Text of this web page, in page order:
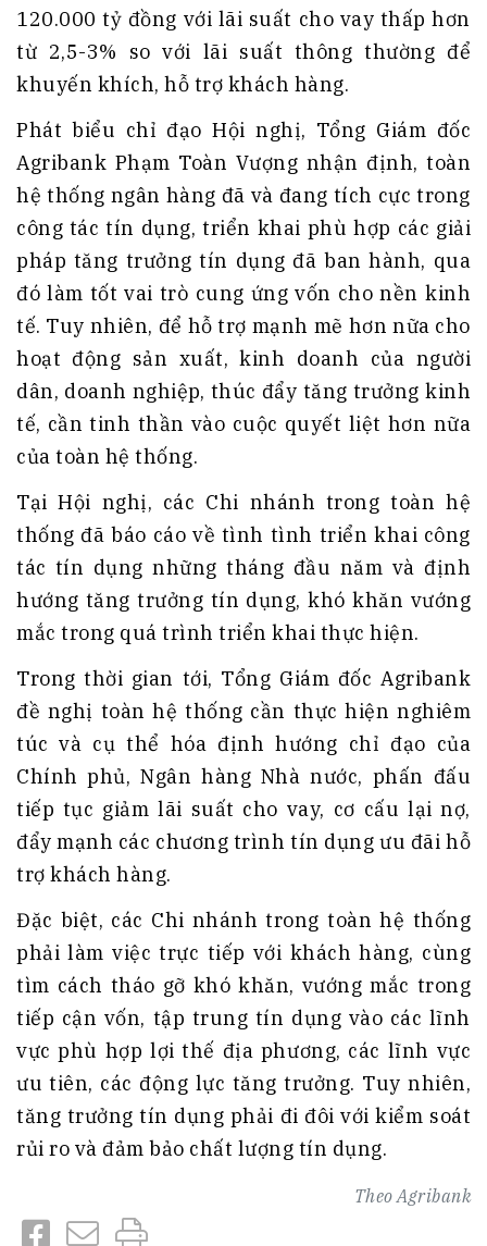
120.000 tỷ đồng với lãi suất cho vay thấp hơn
từ 2,5-3% so với lãi suất thông thường để
khuyến khích, hỗ trợ khách hàng.
Phát biểu chỉ đạo Hội nghị, Tổng Giám đốc
Agribank Phạm Toàn Vượng nhận định, toàn
hệ thống ngân hàng đã và đang tích cực trong
công tác tín dụng, triển khai phù hợp các giải
pháp tăng trưởng tín dụng đã ban hành, qua
đó làm tốt vai trò cung ứng vốn cho nền kinh
tế. Tuy nhiên, để hỗ trợ mạnh mẽ hơn nữa cho
hoạt động sản xuất, kinh doanh của người
dân, doanh nghiệp, thúc đẩy tăng trưởng kinh
tế, cần tinh thần vào cuộc quyết liệt hơn nữa
của toàn hệ thống.
Tại Hội nghị, các Chi nhánh trong toàn hệ
thống đã báo cáo về tình tình triển khai công
tác tín dụng những tháng đầu năm và định
hướng tăng trưởng tín dụng, khó khăn vướng
mắc trong quá trình triển khai thực hiện.
Trong thời gian tới, Tổng Giám đốc Agribank
đề nghị toàn hệ thống cần thực hiện nghiêm
túc và cụ thể hóa định hướng chỉ đạo của
Chính phủ, Ngân hàng Nhà nước, phấn đấu
tiếp tục giảm lãi suất cho vay, cơ cấu lại nợ,
đẩy mạnh các chương trình tín dụng ưu đãi hỗ
trợ khách hàng.
Đặc biệt, các Chi nhánh trong toàn hệ thống
phải làm việc trực tiếp với khách hàng, cùng
tìm cách tháo gỡ khó khăn, vướng mắc trong
tiếp cận vốn, tập trung tín dụng vào các lĩnh
vực phù hợp lợi thế địa phương, các lĩnh vực
ưu tiên, các động lực tăng trưởng. Tuy nhiên,
tăng trưởng tín dụng phải đi đôi với kiểm soát
rủi ro và đảm bảo chất lượng tín dụng.
Theo Agribank